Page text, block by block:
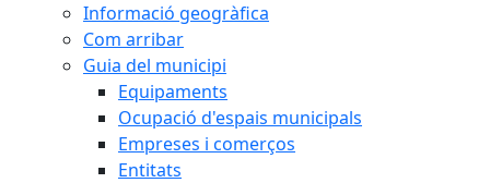
Informació geogràfica
Com arribar
Guia del municipi
Equipaments
Ocupació d'espais municipals
Empreses i comerços
Entitats